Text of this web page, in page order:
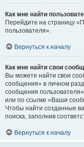
Как мне найти
Перейдите на страницу
пользователя».
Вернуться к началу
Как мне найти свои
Вы можете найти свои
сообщения» в личном
сообщения
или по ссылке «Ваши
Чтобы найти созданные
поиска, заполнив
Вернуться к началу